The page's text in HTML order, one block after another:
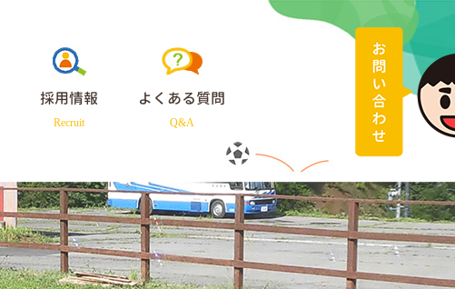
採用情報
Recruit
よくある質問
Q&A